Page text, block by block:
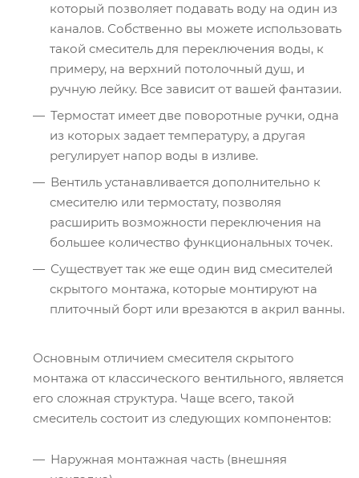
который позволяет подавать воду на один из
каналов. Собственно вы можете использовать
такой смеситель для переключения воды, к
примеру, на верхний потолочный душ, и
ручную лейку. Все зависит от вашей фантазии.
Термостат имеет две поворотные ручки, одна
из которых задает температуру, а другая
регулирует напор воды в изливе.
Вентиль устанавливается дополнительно к
смесителю или термостату, позволяя
расширить возможности переключения на
большее количество функциональных точек.
Существует так же еще один вид смесителей
скрытого монтажа, которые монтируют на
плиточный борт или врезаются в акрил ванны.
Основным отличием смесителя скрытого
монтажа от классического вентильного, является
его сложная структура. Чаще всего, такой
смеситель состоит из следующих компонентов:
Наружная монтажная часть (внешняя